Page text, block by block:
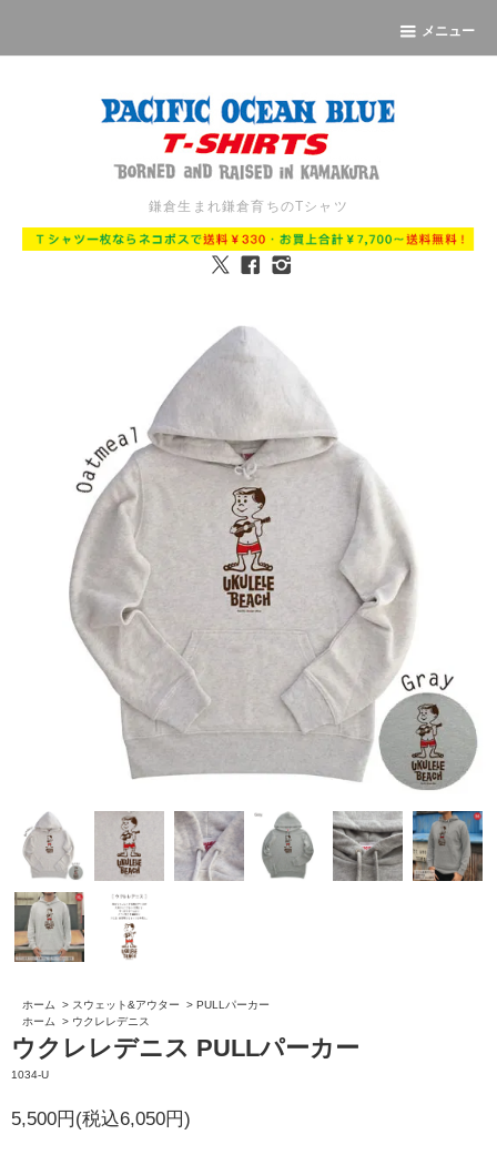
メニュー
鎌倉生まれ鎌倉育ちのTシャツ
ホーム > スウェット&アウター > PULLパーカー
ホーム
> ウクレレデニス
ウクレレデニス PULLパーカー
1034-U
5,500円(税込6,050円)